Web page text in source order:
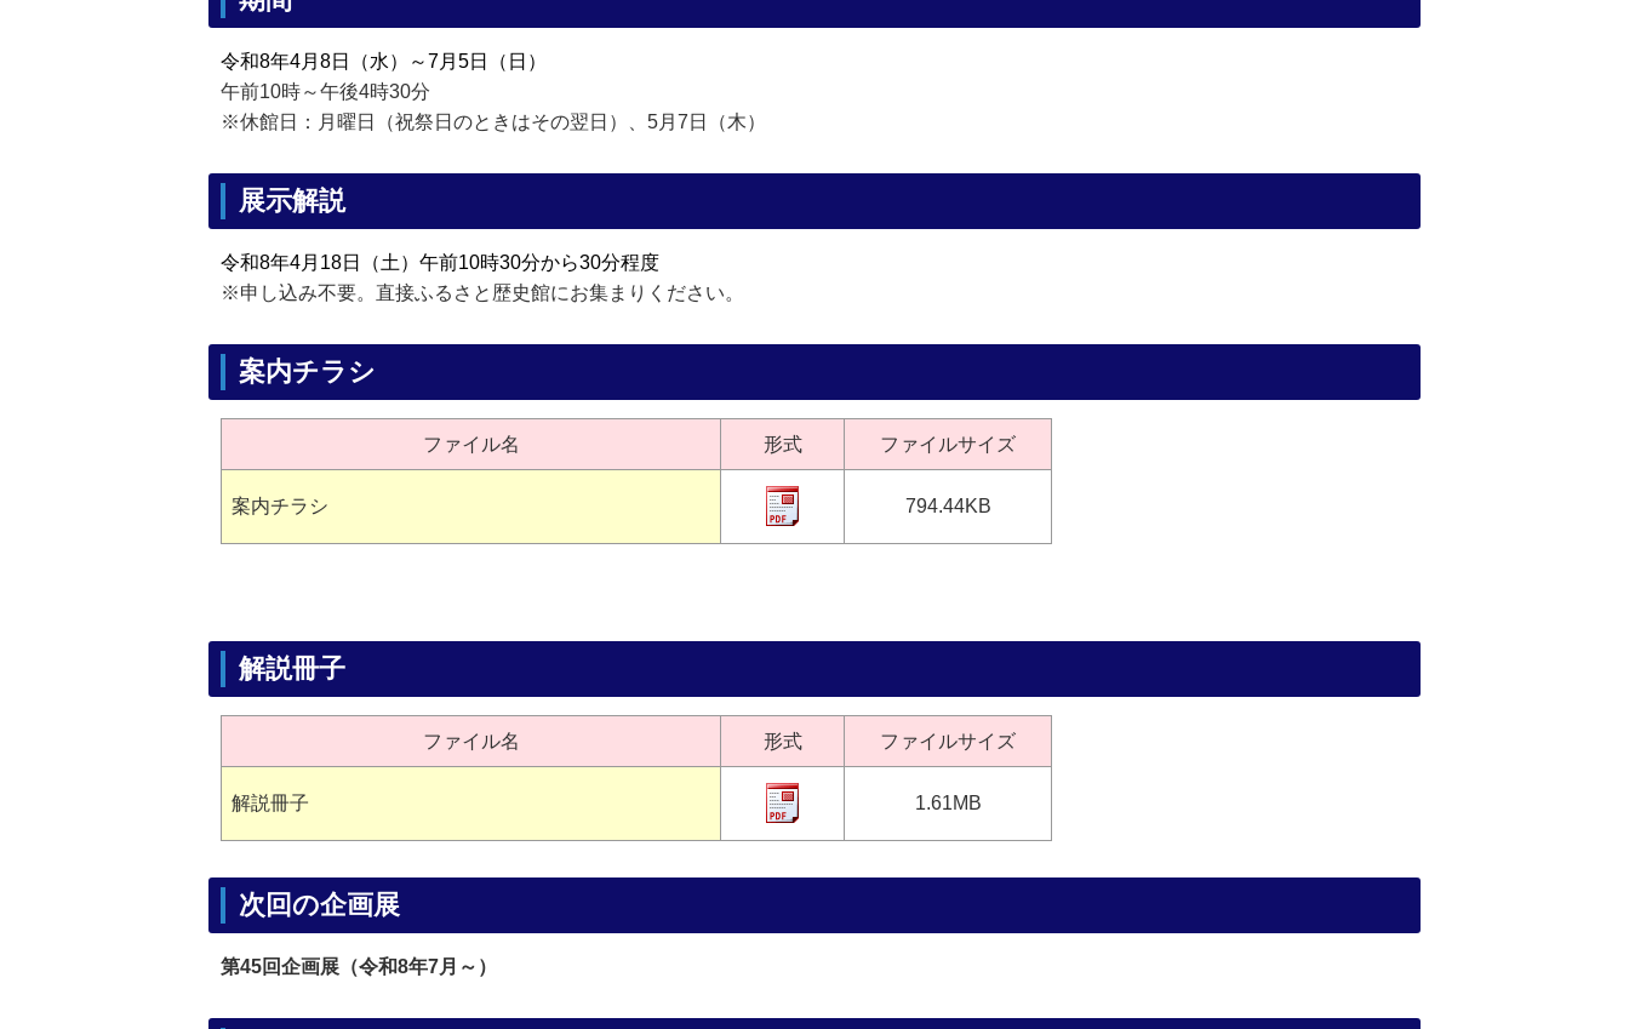
令和8年4月8日（水）～7月5日（日）
午前10時～午後4時30分
※休館日：月曜日（祝祭日のときはその翌日）、5月7日（木）
展示解説
令和8年4月18日（土）午前10時30分から30分程度
※申し込み不要。直接ふるさと歴史館にお集まりください。
案内チラシ
ファイル名 形式 ファイルサイズ
案内チラシ 794.44KB
解説冊子
ファイル名 形式 ファイルサイズ
解説冊子 1.61MB
次回の企画展
第45回企画展（令和8年7月～）